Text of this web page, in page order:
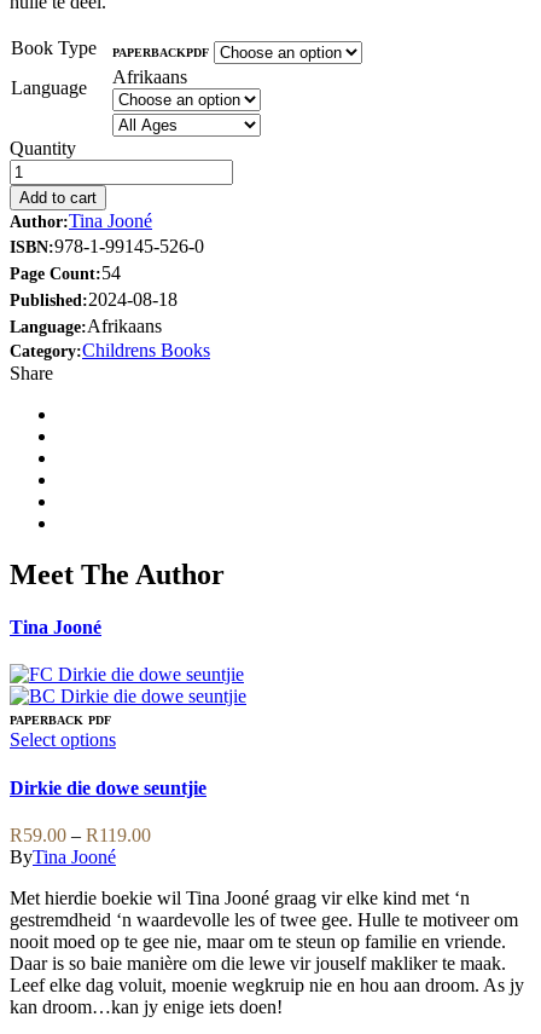
Book Type PAPERBACKPDF
Language
Afrikaans
Quantity
Add to cart
Author:Tina Jooné
ISBN:978-1-99145-526-0
Page Count:54
Published:2024-08-18
Language:Afrikaans
Category:Childrens Books
Share
Meet The Author
Tina Jooné
PAPERBACK PDF
Select optionsThis
has
multiple
variants.
The
options
may
be
chosen
on
the
product
page
Dirkie die dowe seuntjie
R59.00 – R119.00Price
through
R119.00
ByTina Jooné
Met hierdie boekie wil Tina Jooné graag vir elke kind met ‘n
gestremdheid ‘n waardevolle les of twee gee. Hulle te motiveer om
nooit moed op te gee nie, maar om te steun op familie en vriende.
Daar is so baie manière om die lewe vir jouself makliker te maak.
Leef elke dag voluit, moenie wegkruip nie en hou aan droom. As jy
kan droom…kan jy enige iets doen!